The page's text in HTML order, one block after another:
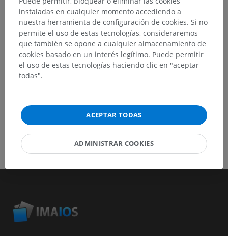
Reportar un error
DESCARGAR LA APLICACIÓN
instaladas en cualquier momento accediendo a
nuestra herramienta de configuración de cookies. Si no
permite el uso de estas tecnologías, consideraremos
que también se opone a cualquier almacenamiento de
cookies basado en un interés legítimo. Puede permitir
el uso de estas tecnologías haciendo clic en "aceptar
todas".
ACEPTAR TODAS
ADMINISTRAR COOKIES